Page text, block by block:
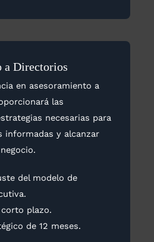
a Directorios
en asesoramiento a
las
necesarias para
informadas y alcanzar
del modelo de
plazo.
de 12 meses.